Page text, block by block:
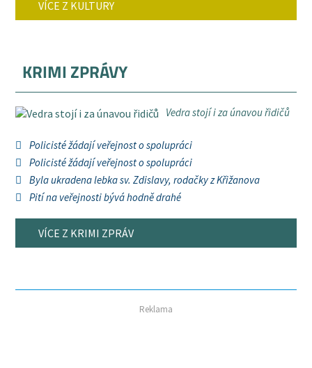
VÍCE Z KULTURY
KRIMI ZPRÁVY
Vedra stojí i za únavou řidičů
Policisté žádají veřejnost o spolupráci
Policisté žádají veřejnost o spolupráci
Byla ukradena lebka sv. Zdislavy, rodačky z Křižanova
Pití na veřejnosti bývá hodně drahé
VÍCE Z KRIMI ZPRÁV
Reklama